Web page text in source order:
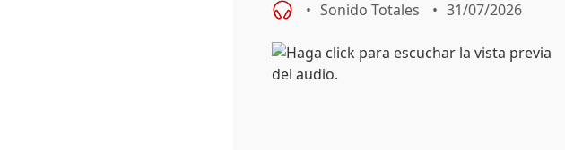
Sonido Totales 31/07/2026